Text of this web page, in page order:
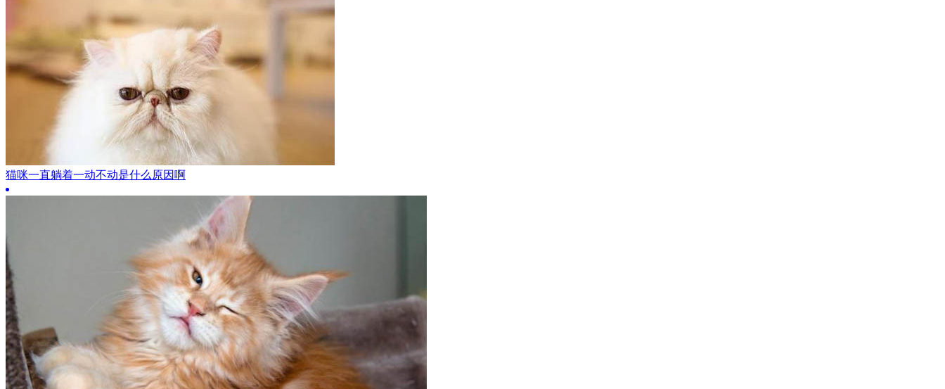
猫咪一直躺着一动不动是什么原因啊